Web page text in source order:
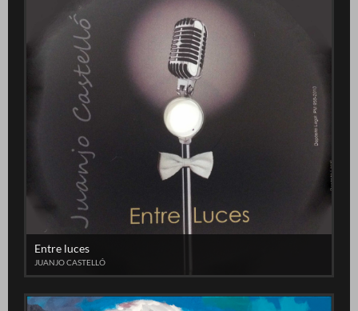
Entre luces
JUANJO CASTELLÓ